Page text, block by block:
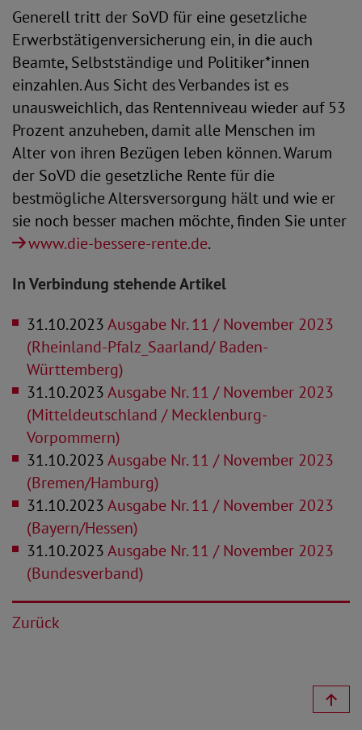
Generell tritt der SoVD für eine gesetzliche
Erwerbstätigenversicherung ein, in die auch
Beamte, Selbstständige und Politiker*innen
einzahlen. Aus Sicht des Verbandes ist es
unausweichlich, das Rentenniveau wieder auf 53
Prozent anzuheben, damit alle Menschen im
Alter von ihren Bezügen leben können. Warum
der SoVD die gesetzliche Rente für die
bestmögliche Altersversorgung hält und wie er
sie noch besser machen möchte, finden Sie unter
www.die-bessere-rente.de.
In Verbindung stehende Artikel
31.10.2023Ausgabe Nr. 11 / November 2023
(Rheinland-Pfalz_Saarland/ Baden-
Württemberg)
31.10.2023Ausgabe Nr. 11 / November 2023
(Mitteldeutschland / Mecklenburg-
Vorpommern)
31.10.2023Ausgabe Nr. 11 / November 2023
(Bremen/Hamburg)
31.10.2023Ausgabe Nr. 11 / November 2023
(Bayern/Hessen)
31.10.2023Ausgabe Nr. 11 / November 2023
(Bundesverband)
Zurück